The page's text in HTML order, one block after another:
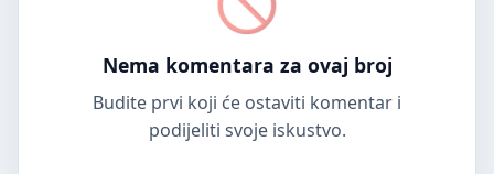
Nema komentara za ovaj broj
Budite prvi koji će ostaviti komentar i
podijeliti svoje iskustvo.